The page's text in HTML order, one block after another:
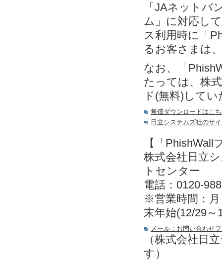
「JAネットバ
ム」に対応し
ス利用時に「
るお客さまは
なお、「
たっては、株
ド(無料)して
無償ダウンロードはこ
日立システムズ社のサ
【「
株式会社日立
トセンター
電話：0120-
※営業時間：
末年始(12/29～
メール：お問い合わせ
（株式会社日
す）